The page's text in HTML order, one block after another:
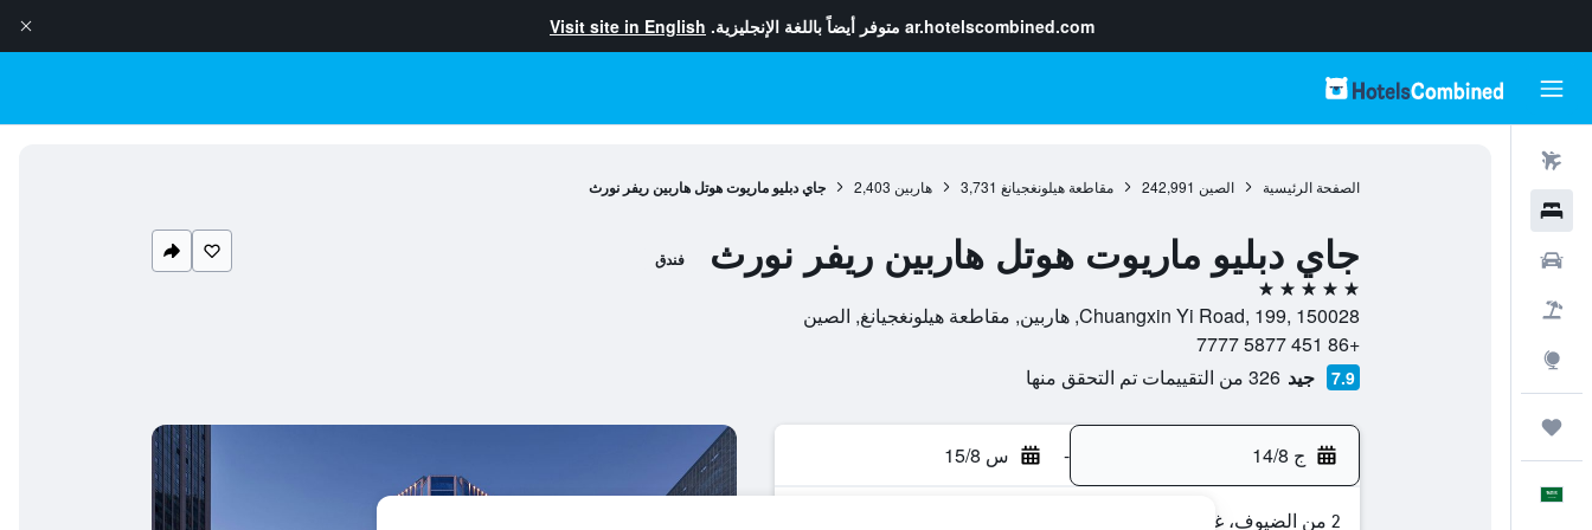
ar.hotelscombined.com متوفر أيضاً باللغة الإنجليزية. Visit site in English
الصفحة الرئيسية الصين 242,991 مقاطعة هيلونغجيانغ 3,731 هاربين 2,403 جاي دبليو ماريوت هوتل هاربين ريفر نورث
جاي دبليو ماريوت هوتل هاربين ريفر نورث فندق
5 نجوم
Chuangxin Yi Road, 199, 150028, هاربين, مقاطعة هيلونغجيانغ, الصين
+86 451 5877 7777
7.9 جيد 326 من التقييمات تم التحقق منها
ج 14/8 - س 15/8
2 من الضيوف، غرفة واحدة